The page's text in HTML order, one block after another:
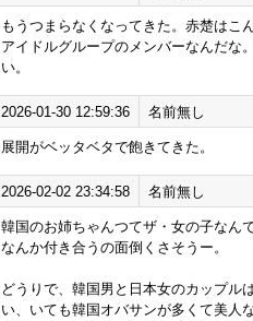
もうつまらなくなってきた。赤楚はこ
アイドルグループのメンバーなんだな
い。
2026-01-30 12:59:36 名前無し
展開がベッタベタで飽きてきた。
2026-02-02 23:34:58 名前無し
韓国のお姉ちゃんつてザ・女の子なんで
なんか付き合うの面倒くさそうー。
どうりで、韓国男と日本女のカップル
い、いても韓国オバサンが多くて美人